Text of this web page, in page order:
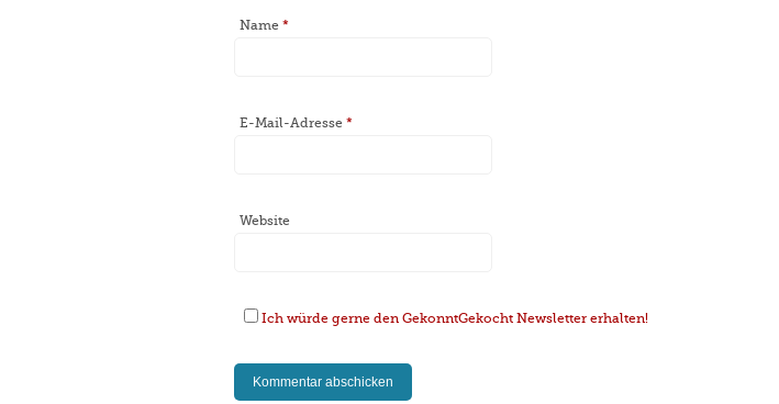
Name *
E-Mail-Adresse *
Website
Ich würde gerne den GekonntGekocht Newsletter erhalten!